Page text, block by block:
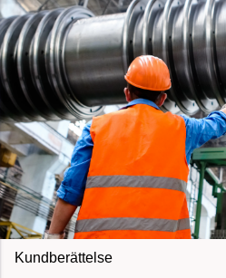
Kundberättelse